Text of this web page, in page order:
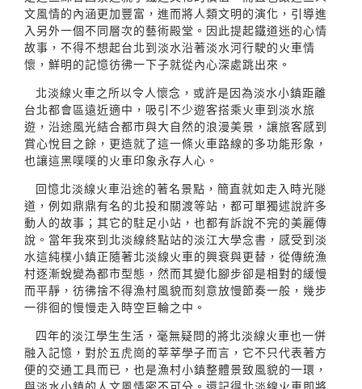
文風情的內涵更加豐富，進而將人類文明的演化，引導進
入另外一個不同層次的藝術殿堂。因此提起鐵道迷的心情
故事，不得不想起台北到淡水沿著淡水河行駛的火車情
懷，鮮明的記憶彷彿一下子就從內心深處跳出來。
北淡線火車之所以令人懷念，或許是因為淡水小鎮距離
台北都會區遠近適中，吸引不少遊客搭乘火車到淡水旅
遊，沿途風光結合都市與大自然的浪漫美景，讓旅客感到
賞心悅目之餘，更造就了這一條火車路線的多功能形象，
也讓這黑噗噗的火車印象永存人心。
回憶北淡線火車沿途的著名景點，簡直就如走入時光隧
道，例如鼎鼎有名的北投和關渡等站，都可單獨述說許多
動人的故事；其它的駐足小站，也都有訴說不完的美麗傳
說。當年我來到北淡線終點站的淡江大學念書，感受到淡
水這純樸小鎮正隨著北淡線火車的興衰與更替，從傳統漁
村逐漸蛻變為都市型態，然而其變化腳步卻是相對的緩慢
而平靜，彷彿捨不得漁村風貌而刻意放慢節奏一般，幾步
一徘徊的慢慢走入時空巨輪之中。
四年的淡江學生生活，毫無疑問的將北淡線火車也一併
融入記憶，對於五虎崗的莘莘學子而言，它不只代表著方
便的交通工具而已，也是漁村小鎮整體景致風貌的一環，